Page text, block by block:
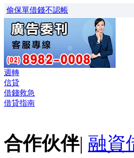
偷保單借錢不認帳
週轉
信貸
借錢救急
借貸指南
合作伙伴| 融資